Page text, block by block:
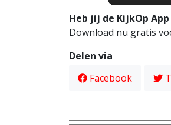
Heb jij de KijkOp App
Download nu gratis
Delen via
Facebook